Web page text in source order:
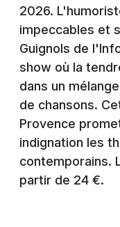
Soirées
Sorties famille
Expos
Humour dans
Humour en
Strasbourg
Toulouse
Toutes les villes
2026.
impeccables et
Guignols de
show où la
dans un
de chansons.
Provence
indignation les
contemporains.
partir de 24 €.